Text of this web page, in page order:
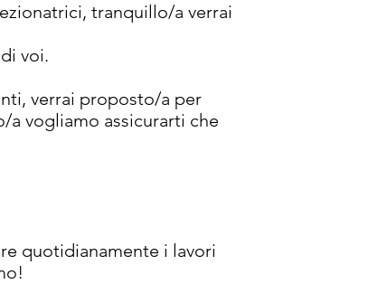
tranquillo/a verrai
voi.
verrai proposto/a per
vogliamo assicurarti che
quotidianamente i lavori